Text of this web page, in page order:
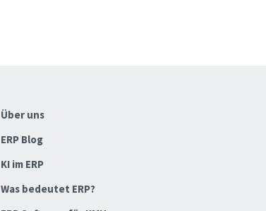
Über uns
ERP Blog
KI im ERP
Was bedeutet ERP?